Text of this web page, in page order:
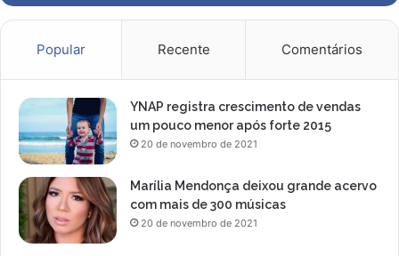
Popular Recente Comentários
YNAP registra crescimento de vendas
um pouco menor após forte 2015
20 de novembro de 2021
Marília Mendonça deixou grande acervo
com mais de 300 músicas
20 de novembro de 2021